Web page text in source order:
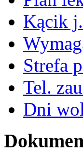
Kącik
Strefa
Tel.
Dni